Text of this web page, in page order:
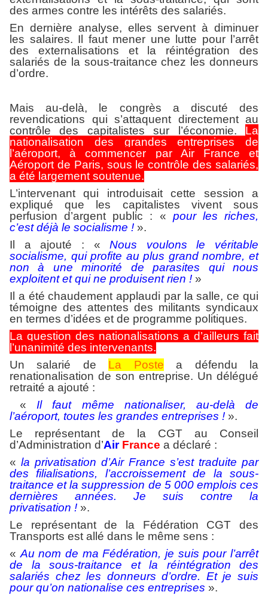
des armes contre les intérêts des salariés.
En dernière analyse, elles servent à diminuer
les salaires. Il faut mener une lutte pour l’arrêt
des externalisations et la réintégration des
salariés de la sous-traitance chez les donneurs
d’ordre.
Mais au-delà, le congrès a discuté des
revendications qui s’attaquent directement au
contrôle des capitalistes sur l’économie. La
nationalisation des grandes entreprises de
l’aéroport, à commencer par Air France et
Aéroport de Paris, sous le contrôle des salariés,
a été largement soutenue.
L’intervenant qui introduisait cette session a
expliqué que les capitalistes vivent sous
perfusion d’argent public : « pour les riches,
c’est déjà le socialisme ! ».
Il a ajouté : «Nous voulons le véritable
socialisme, qui profite au plus grand nombre, et
non à une minorité de parasites qui nous
exploitent et qui ne produisent rien ! »
Il a été chaudement applaudi par la salle, ce qui
témoigne des attentes des militants syndicaux
en termes d’idées et de programme politiques.
La question des nationalisations a d’ailleurs fait
l’unanimité des intervenants.
Un salarié de La Poste a défendu la
renationalisation de son entreprise. Un délégué
retraité a ajouté :
« Il faut même nationaliser, au-delà de
l’aéroport, toutes les grandes entreprises ! ».
Le représentant de la CGT au Conseil
d’Administration d’Air France a déclaré :
« la privatisation d’Air France s’est traduite par
des filialisations, l’accroissement de la sous-
traitance et la suppression de 5 000 emplois ces
dernières années. Je suis contre la
privatisation ! ».
Le représentant de la Fédération CGT des
Transports est allé dans le même sens :
« Au nom de ma Fédération, je suis pour l’arrêt
de la sous-traitance et la réintégration des
salariés chez les donneurs d’ordre. Et je suis
pour qu’on nationalise ces entreprises ».